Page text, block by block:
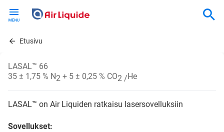
contentEtusivu
LASAL™ 66
35 ± 1,75 % N2 + 5 ± 0,25 % CO2 /He
LASAL™ on Air Liquiden ratkaisu lasersovelluksiin
Sovellukset: